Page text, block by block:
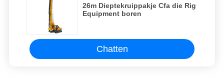
26m Dieptekruippakje Cfa die Rig
Equipment boren
Chatten